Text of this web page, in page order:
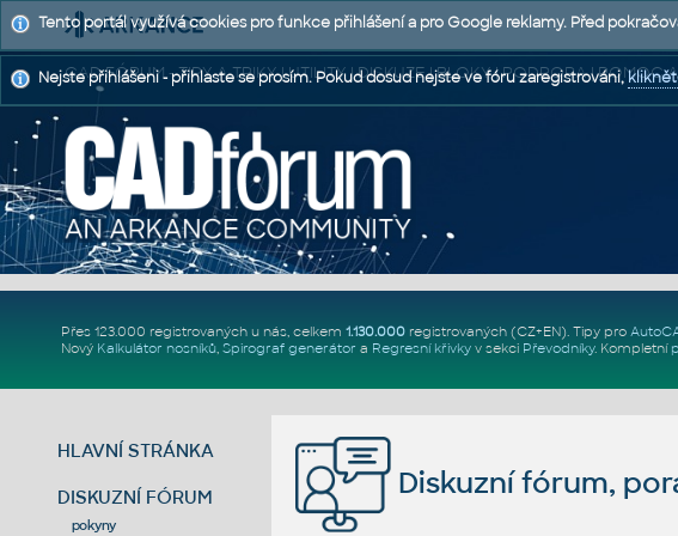
CAD FÓRUM - TIPY A TRIKY | UTILITY | DISKUZE | BLOKY | PODPORA | POMOC
Přes 123.000 registrovaných u nás, celkem 1.130.000registrovaných (CZ+EN). Tipy pro
Nový Kalkulátor nosníků, Spirograf generátor a Regresní křivkyv sekci Převodníky. Kompletní
HLAVNÍ STRÁNKA
DISKUZNÍ FÓRUM
pokyny
Diskuzní fórum,
Tento portál využívá cookies pro funkce přihlášení a pro Google reklamy. Před
Nejste přihlášeni - přihlaste se prosím. Pokud dosud nejste ve fóru zaregistrováni,